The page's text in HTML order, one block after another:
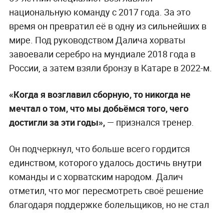
национальную команду с 2017 года. За это
время он превратил её в одну из сильнейших в
мире. Под руководством Далича хорваты
завоевали серебро на мундиале 2018 года в
России, а затем взяли бронзу в Катаре в 2022-м.
«Когда я возглавил сборную, то никогда не
мечтал о том, что мы добьёмся того, чего
достигли за эти годы», — признался тренер.
Он подчеркнул, что больше всего гордится
единством, которого удалось достичь внутри
команды и с хорватским народом. Далич
отметил, что мог пересмотреть своё решение
благодаря поддержке болельщиков, но не стал